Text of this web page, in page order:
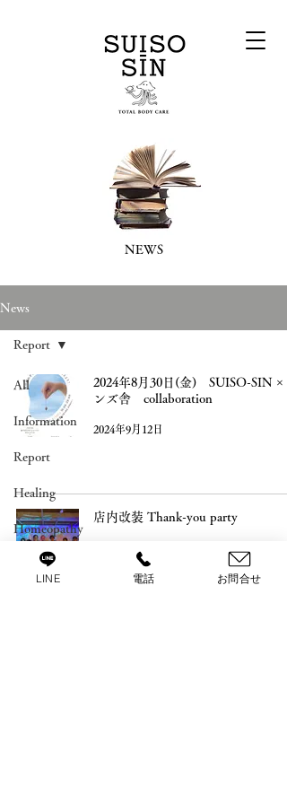
NEWS
News
All
Information
Report
Healing
Homeopathy
Miscellaneous
Report
2024年8月30日(金) SUISO-SIN ×
ンズ舎 collaboration
2024年9月12日
店内改装 Thank-you party
LINE 電話 お問合せ